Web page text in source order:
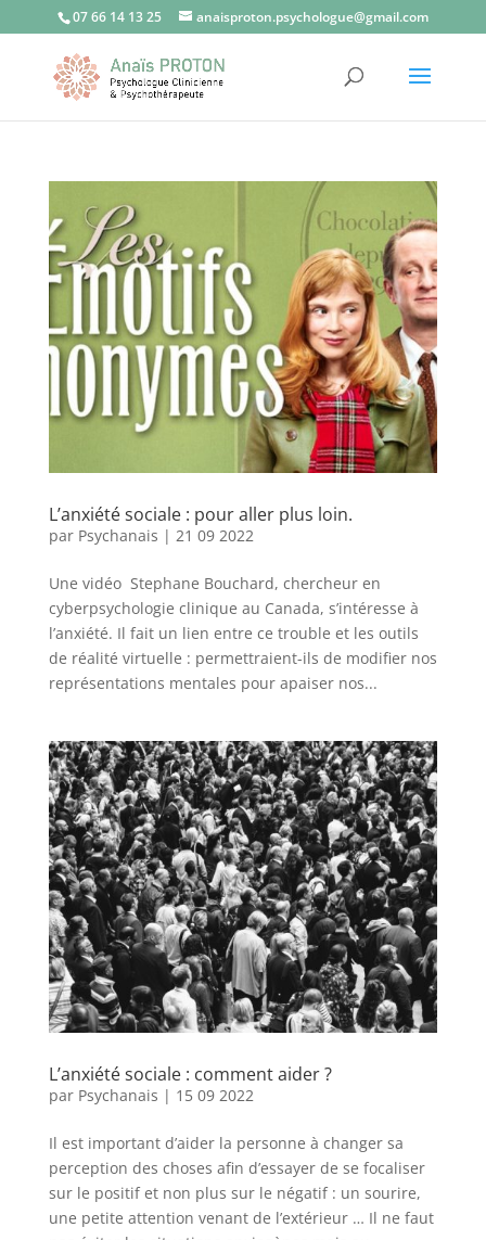
07 66 14 13 25 anaisproton.psychologue@gmail.com
L’anxiété sociale : pour aller plus loin.
par Psychanais | 21 09 2022
Une vidéo Stephane Bouchard, chercheur en
cyberpsychologie clinique au Canada, s’intéresse à
l’anxiété. Il fait un lien entre ce trouble et les outils
de réalité virtuelle : permettraient-ils de modifier nos
représentations mentales pour apaiser nos...
L’anxiété sociale : comment aider ?
par Psychanais | 15 09 2022
Il est important d’aider la personne à changer sa
perception des choses afin d’essayer de se focaliser
sur le positif et non plus sur le négatif : un sourire,
une petite attention venant de l’extérieur … Il ne faut